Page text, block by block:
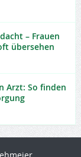
– Frauen
übersehen
Arzt: So finden